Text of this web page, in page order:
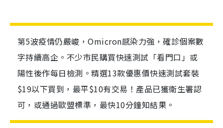
第5波疫情仍嚴峻，Omicron感染力強，確診個案數
字持續高企。不少市民購買快速測試「看門口」或
陽性後作每日檢測。精選13款優惠價快速測試套裝
$19以下買到，最平$10有交易！產品已獲衛生署認
可，或通過歐盟標準，最快10分鐘知結果。